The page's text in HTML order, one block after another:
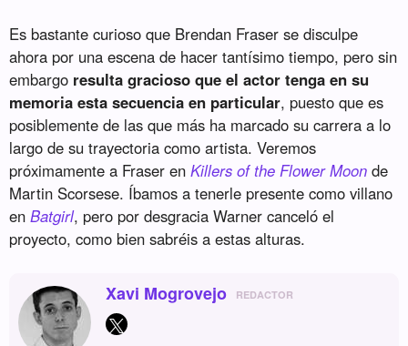
Es bastante curioso que Brendan Fraser se disculpe
ahora por una escena de hacer tantísimo tiempo, pero sin
embargo resulta gracioso que el actor tenga en su
memoria esta secuencia en particular, puesto que es
posiblemente de las que más ha marcado su carrera a lo
largo de su trayectoria como artista. Veremos
próximamente a Fraser enKillers of the Flower Moon de
Martin Scorsese. Íbamos a tenerle presente como villano
enBatgirl, pero por desgracia Warner canceló el
proyecto, como bien sabréis a estas alturas.
Xavi Mogrovejo REDACTOR